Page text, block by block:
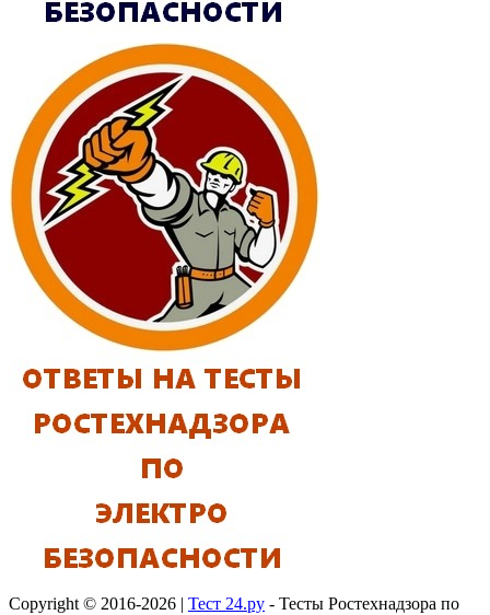
Copyright © 2016-2026 | Тест 24.ру - Тесты Ростехнадзора по